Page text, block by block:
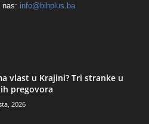
nas: info@bihplus.ba
vlast u Krajini? Tri stranke u
pregovora
2026